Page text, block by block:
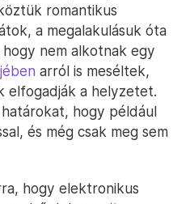
romantikus
a megalakulásuk óta
nem alkotnak egy
arról is meséltek,
elfogadják a helyzetet.
hogy például
és még csak meg sem
hogy elektronikus